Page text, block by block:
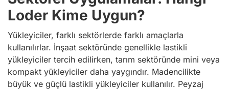
Loder Kime Uygun?
Yükleyiciler, farklı sektörlerde farklı amaçlarla
kullanılırlar. İnşaat sektöründe genellikle lastikli
yükleyiciler tercih edilirken, tarım sektöründe mini veya
kompakt yükleyiciler daha yaygındır. Madencilikte
büyük ve güçlü lastikli yükleyiciler kullanılır. Peyzaj